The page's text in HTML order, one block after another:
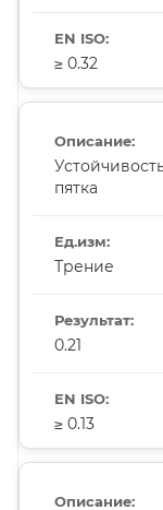
≥ 0.32
пятка
Трение
0.21
≥ 0.13